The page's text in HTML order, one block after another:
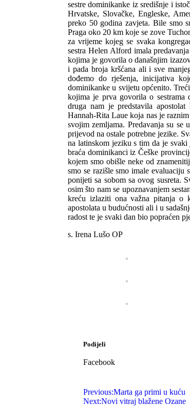
sestre dominikanke iz središnje i
Hrvatske, Slovačke, Engleske,
preko 50 godina zavjeta. Bile smo
Praga oko 20 km koje se zove
za vrijeme kojeg se svaka
sestra Helen Alford imala
kojima je govorila o današnjim
i pada broja kršćana ali i sve
dođemo do rješenja, inicijativa
dominikanke u svijetu općenito.
kojima je prva govorila o sestrama
druga nam je predstavila
Hannah-Rita Laue koja nas je
svojim zemljama. Predavanja su se
prijevod na ostale potrebne jezike.
na latinskom jeziku s tim da je
braća dominikanci iz Češke
kojem smo obišle neke od
smo se razišle smo imale evaluaciju
ponijeti sa sobom sa ovog susreta.
osim što nam se upoznavanjem
kreću izlaziti ona važna pitanja o
apostolata u budućnosti ali i u
radost te je svaki dan bio popraćen
s. Irena Lušo OP
Podijeli
Facebook
Previous:Marta ga primi u kuću
Next:Novi vitraj blažene Ozane